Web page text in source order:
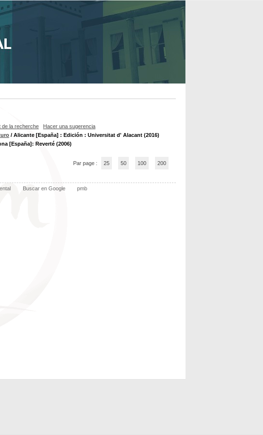
de la recherche
Hacer una sugerencia
/ Alicante [España] : Edición : Universitat d' Alacant (2016)
[España]: Reverté (2006)
Par page : 25 50 100 200
Buscar en Google pmb